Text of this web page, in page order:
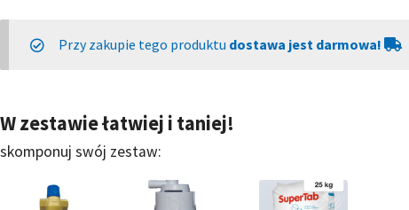
Przy zakupie tego produktu dostawa jest darmowa!